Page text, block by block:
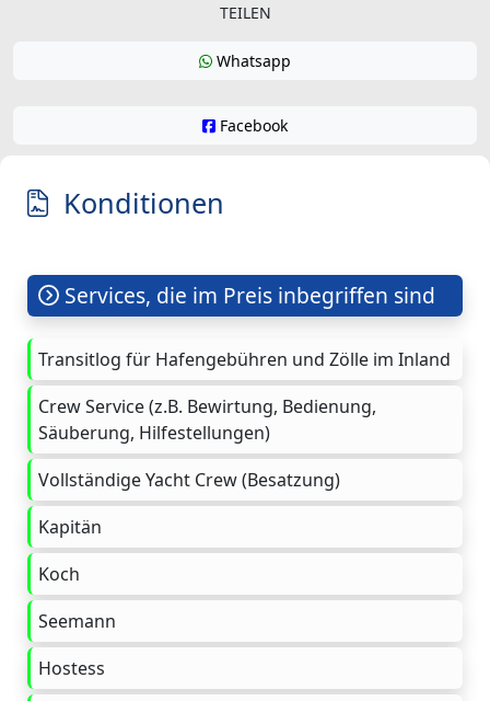
TEILEN
Whatsapp
Facebook
Konditionen
Services, die im Preis inbegriffen sind
Transitlog für Hafengebühren und Zölle im Inland
Crew Service (z.B. Bewirtung, Bedienung,
Säuberung, Hilfestellungen)
Vollständige Yacht Crew (Besatzung)
Kapitän
Koch
Seemann
Hostess